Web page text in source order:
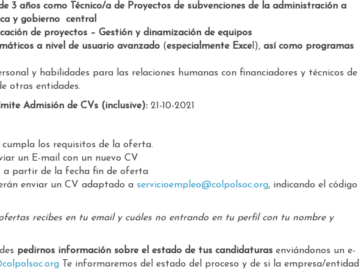
3 años como Técnico/a de Proyectos de subvenciones de la administración a
y gobierno central
de proyectos – Gestión y dinamización de equipos
a nivel de usuario avanzado(especialmente Excel),así como programas
y habilidades para las relaciones humanas con financiadores y técnicos de
otras entidades.
Admisión de CVs (inclusive): 21-10-2021
los requisitos de la oferta.
un E-mail con un nuevo CV
a partir de la fecha fin de oferta
enviar un CV adaptado a servicioempleo@colpolsoc.org, indicando el código
recibes en tu email y cuáles no entrando en tu perfil con tu nombre y
pedirnos información sobre el estado de tus candidaturasenviándonos un e-
Te informaremos del estado del proceso y de si la empresa/entidad